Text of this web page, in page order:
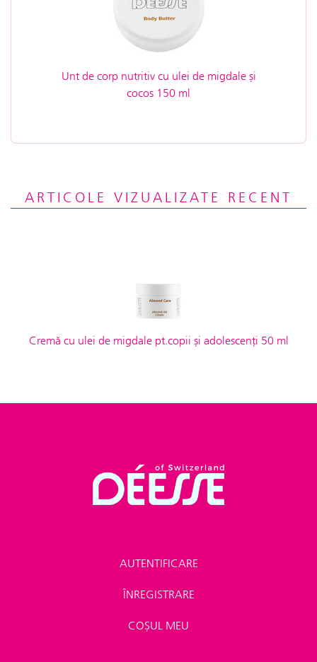
Unt de corp nutritiv cu ulei de migdale și
cocos 150 ml
ARTICOLE VIZUALIZATE RECENT
Cremă cu ulei de migdale pt.copii și adolescenți 50 ml
AUTENTIFICARE
ÎNREGISTRARE
COȘUL MEU